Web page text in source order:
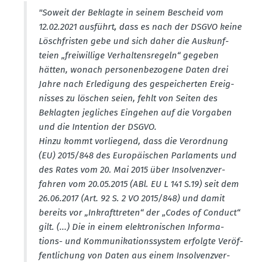
"Soweit der Beklagte in seinem Bescheid vom
12.02.2021 ausführt, dass es nach der DSGVO keine
Lösch­fristen gebe und sich daher die Auskunf­
teien „freiwillige Verhal­tens­regeln“ gegeben
hätten, wonach perso­nen­be­zogene Daten drei
Jahre nach Erledigung des gespei­cherten Ereig­
nisses zu löschen seien, fehlt von Seiten des
Beklagten jegliches Eingehen auf die Vorgaben
und die Intention der DSGVO.
Hinzu kommt vorliegend, dass die Verordnung
(EU) 2015/848 des Europäi­schen Parla­ments und
des Rates vom 20. Mai 2015 über Insol­venz­ver­
fahren vom 20.05.2015 (ABl. EU L 141 S.19) seit dem
26.06.2017 (Art. 92 S. 2 VO 2015/848) und damit
bereits vor „Inkraft­treten“ der „Codes of Conduct“
gilt. (...) Die in einem elektro­ni­schen Infor­ma­
tions- und Kommu­ni­ka­ti­ons­system erfolgte Veröf­
fent­li­chung von Daten aus einem Insol­venz­ver­